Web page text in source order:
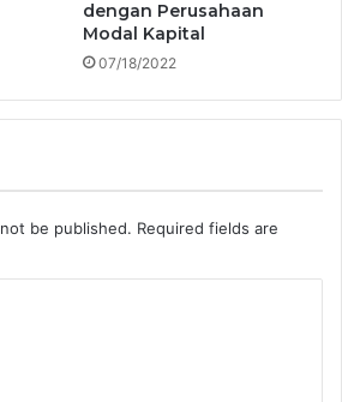
dengan Perusahaan
Modal Kapital
07/18/2022
be published. Required fields are